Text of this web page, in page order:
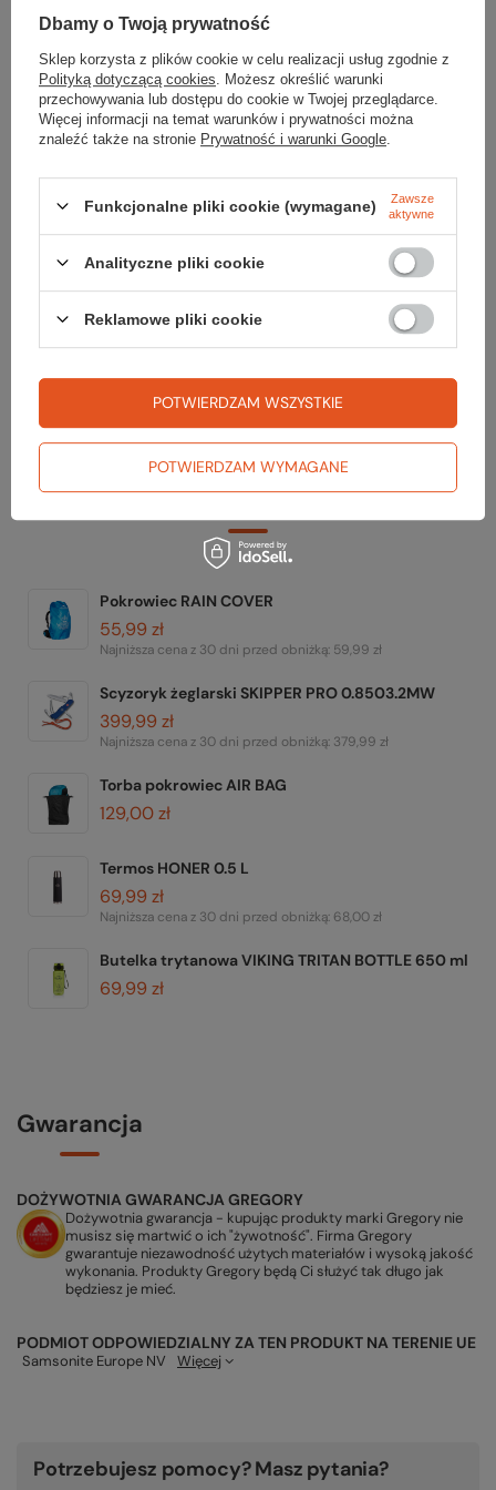
Waga [g]
Kolor
piton blue
Sprawdź
czy masz wszystko
TWOJA LISTA SPRZĘTOWA
Zerknij też na to:
Pokrowiec RAIN COVER
55,99 zł
Najniższa cena z 30 dni przed obniżką: 59,99 zł
Scyzoryk żeglarski SKIPPER PRO 0.8503.2MW
399,99 zł
Najniższa cena z 30 dni przed obniżką: 379,99 zł
Torba pokrowiec AIR BAG
129,00 zł
Termos HONER 0.5 L
69,99 zł
Najniższa cena z 30 dni przed obniżką: 68,00 zł
Butelka trytanowa VIKING TRITAN BOTTLE 650 ml
69,99 zł
Gwarancja
DOŻYWOTNIA GWARANCJA GREGORY
Dożywotnia gwarancja - kupując produkty marki Gregory nie
musisz się martwić o ich "żywotność". Firma Gregory
gwarantuje niezawodność użytych materiałów i wysoką jakość
wykonania. Produkty Gregory będą Ci służyć tak długo jak
będziesz je mieć.
PODMIOT ODPOWIEDZIALNY ZA TEN PRODUKT NA TERENIE UE
Samsonite Europe NV Więcej
Potrzebujesz pomocy? Masz pytania?
Dbamy o Twoją prywatność
Sklep korzysta z plików cookie w celu realizacji usług zgodnie z
Polityką dotyczącą cookies . Możesz określić warunki
przechowywania lub dostępu do cookie w Twojej przeglądarce.
Więcej informacji na temat warunków i prywatności można
znaleźć także na stronie Prywatność i warunki Google
Funkcjonalne pliki cookie (wymagane)
Zawsze
aktywne
Analityczne pliki cookie
Reklamowe pliki cookie
POTWIERDZAM WYMAGANE
POTWIERDZAM WSZYSTKIE